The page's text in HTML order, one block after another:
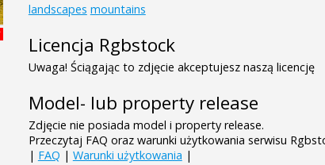
landscapes mountains
Licencja Rgbstock
Uwaga! Ściągając to zdjęcie akceptujesz naszą licencję
Model- lub property release
Zdjęcie nie posiada model i property release.
Przeczytaj FAQ oraz warunki użytkowania serwisu
| FAQ | Warunki użytkowania |